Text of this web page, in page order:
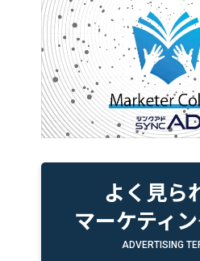
よく見ら
マーケティ
ADVERTISING